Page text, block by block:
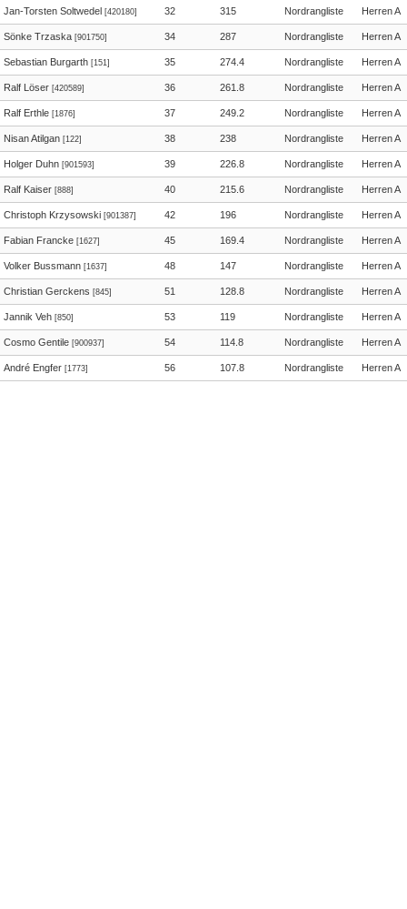
Jan-Torsten Soltwedel [420180] 32 315 Nordrangliste Herren A
Sönke Trzaska [901750] 34 287 Nordrangliste Herren A
Sebastian Burgarth [151] 35 274.4 Nordrangliste Herren A
Ralf Löser [420589] 36 261.8 Nordrangliste Herren A
Ralf Erthle [1876] 37 249.2 Nordrangliste Herren A
Nisan Atilgan [122] 38 238 Nordrangliste Herren A
Holger Duhn [901593] 39 226.8 Nordrangliste Herren A
Ralf Kaiser [888] 40 215.6 Nordrangliste Herren A
Christoph Krzysowski [901387] 42 196 Nordrangliste Herren A
Fabian Francke [1627] 45 169.4 Nordrangliste Herren A
Volker Bussmann [1637] 48 147 Nordrangliste Herren A
Christian Gerckens [845] 51 128.8 Nordrangliste Herren A
Jannik Veh [850] 53 119 Nordrangliste Herren A
Cosmo Gentile [900937] 54 114.8 Nordrangliste Herren A
André Engfer [1773] 56 107.8 Nordrangliste Herren A